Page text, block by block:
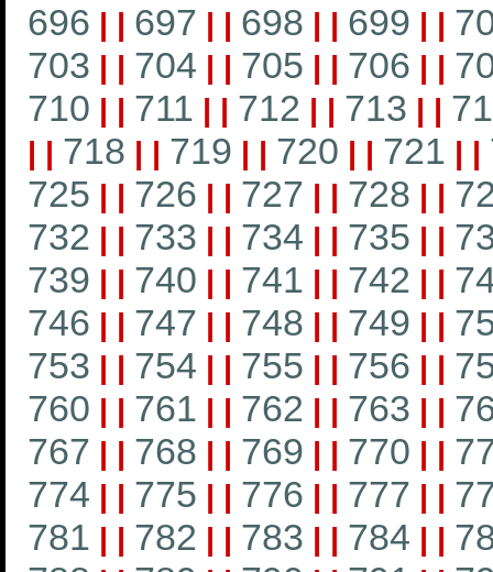
696 | | 697 | | 698 | | 699 | |
703 | | 704 | | 705 | | 706 | |
710 | | 711 | | 712 | | 713 | |
| | 718 | | 719 | | 720 | | 721 | |
725 | | 726 | | 727 | | 728 | |
732 | | 733 | | 734 | | 735 | |
739 | | 740 | | 741 | | 742 | |
746 | | 747 | | 748 | | 749 | |
753 | | 754 | | 755 | | 756 | |
760 | | 761 | | 762 | | 763 | |
767 | | 768 | | 769 | | 770 | |
774 | | 775 | | 776 | | 777 | |
781 | | 782 | | 783 | | 784 | |